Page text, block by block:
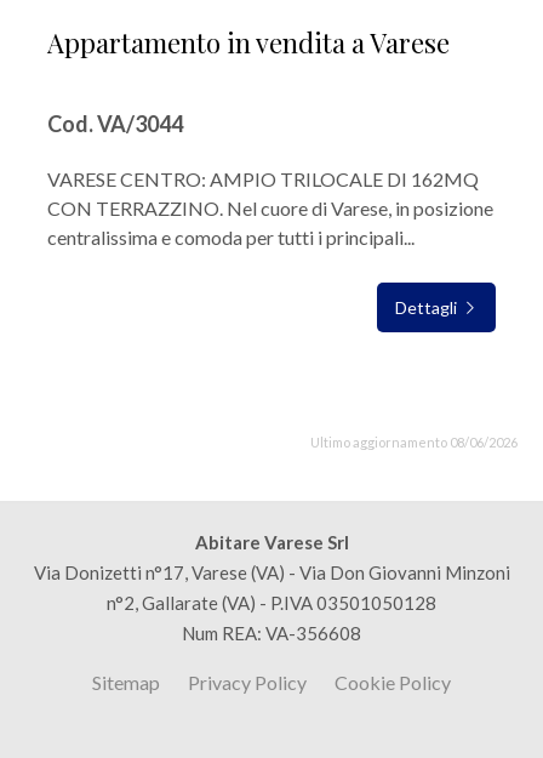
Appartamento in vendita a Varese
Cod. VA/3044
VARESE CENTRO: AMPIO TRILOCALE DI 162MQ
CON TERRAZZINO. Nel cuore di Varese, in posizione
centralissima e comoda per tutti i principali...
Dettagli
Ultimo aggiornamento 08/06/2026
Abitare Varese Srl
Via Donizetti n°17, Varese (VA) - Via Don Giovanni Minzoni
n°2, Gallarate (VA) - P.IVA 03501050128
Num REA: VA-356608
Sitemap Privacy Policy Cookie Policy